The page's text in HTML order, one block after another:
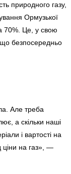
природного газу,
Ормузької
70%. Це, у свою
що безпосередньо
Але треба
а скільки наші
і вартості на
ціни на газ», —